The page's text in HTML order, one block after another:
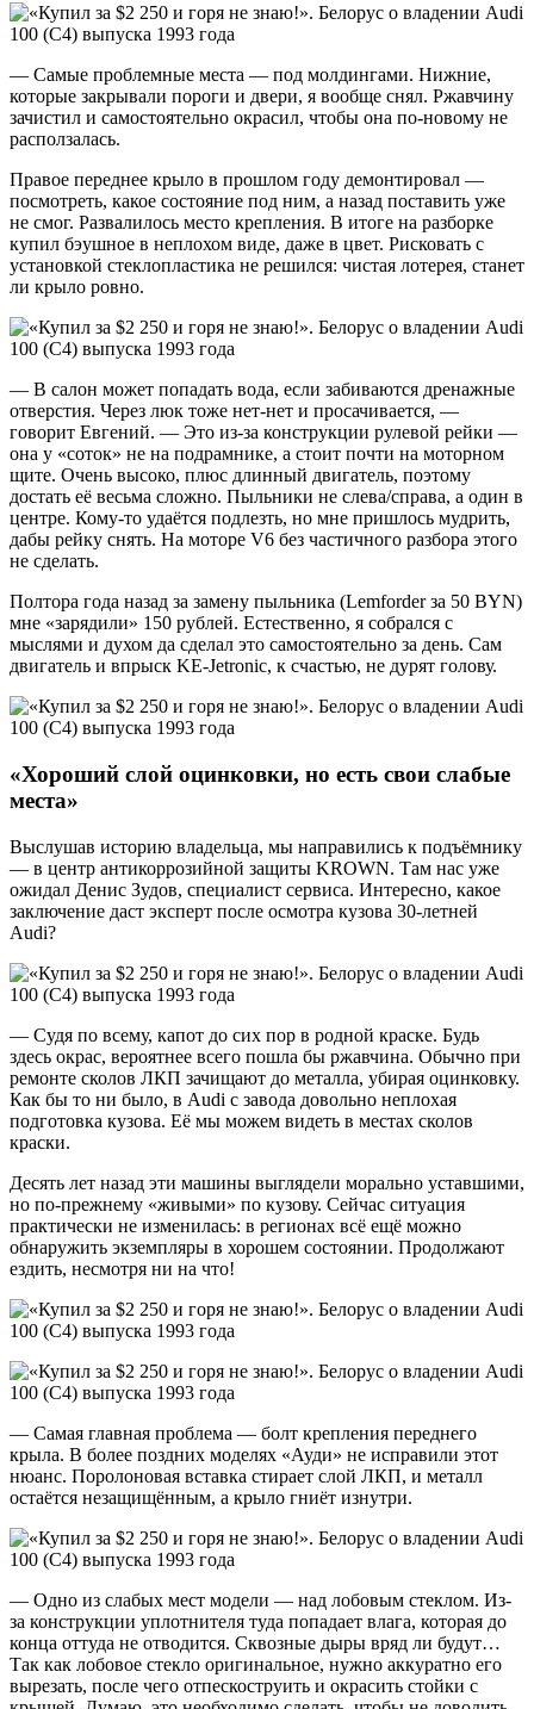
— Самые проблемные места — под молдингами. Нижние,
которые закрывали пороги и двери, я вообще снял. Ржавчину
зачистил и самостоятельно окрасил, чтобы она по-новому не
расползалась.
Правое переднее крыло в прошлом году демонтировал —
посмотреть, какое состояние под ним, а назад поставить уже
не смог. Развалилось место крепления. В итоге на разборке
купил бэушное в неплохом виде, даже в цвет. Рисковать с
установкой стеклопластика не решился: чистая лотерея, станет
ли крыло ровно.
— В салон может попадать вода, если забиваются дренажные
отверстия. Через люк тоже нет-нет и просачивается, —
говорит Евгений. — Это из-за конструкции рулевой рейки —
она у «соток» не на подрамнике, а стоит почти на моторном
щите. Очень высоко, плюс длинный двигатель, поэтому
достать её весьма сложно. Пыльники не слева/справа, а один в
центре. Кому-то удаётся подлезть, но мне пришлось мудрить,
дабы рейку снять. На моторе V6 без частичного разбора этого
не сделать.
Полтора года назад за замену пыльника (Lemforder за 50 BYN)
мне «зарядили» 150 рублей. Естественно, я собрался с
мыслями и духом да сделал это самостоятельно за день. Сам
двигатель и впрыск KE-Jetronic, к счастью, не дурят голову.
«Хороший слой оцинковки, но есть свои слабые
места»
Выслушав историю владельца, мы направились к подъёмнику
— в центр антикоррозийной защиты KROWN. Там нас уже
ожидал Денис Зудов, специалист сервиса. Интересно, какое
заключение даст эксперт после осмотра кузова 30-летней
Audi?
— Судя по всему, капот до сих пор в родной краске. Будь
здесь окрас, вероятнее всего пошла бы ржавчина. Обычно при
ремонте сколов ЛКП зачищают до металла, убирая оцинковку.
Как бы то ни было, в Audi с завода довольно неплохая
подготовка кузова. Её мы можем видеть в местах сколов
краски.
Десять лет назад эти машины выглядели морально уставшими,
но по-прежнему «живыми» по кузову. Сейчас ситуация
практически не изменилась: в регионах всё ещё можно
обнаружить экземпляры в хорошем состоянии. Продолжают
ездить, несмотря ни на что!
— Самая главная проблема — болт крепления переднего
крыла. В более поздних моделях «Ауди» не исправили этот
нюанс. Поролоновая вставка стирает слой ЛКП, и металл
остаётся незащищённым, а крыло гниёт изнутри.
— Одно из слабых мест модели — над лобовым стеклом. Из-
за конструкции уплотнителя туда попадает влага, которая до
конца оттуда не отводится. Сквозные дыры вряд ли будут…
Так как лобовое стекло оригинальное, нужно аккуратно его
вырезать, после чего отпескоструить и окрасить стойки с